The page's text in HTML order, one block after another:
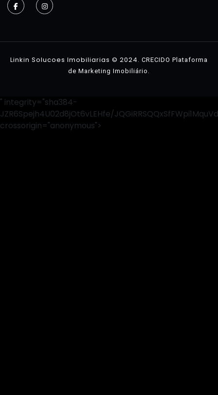
Linkin Solucoes Imobiliarias © 2024. CRECIDO Plataforma
de Marketing Imobiliário .
" integrity="sha384-
JZR6Spejh4U02d8jOt6vLEHfe/
crossorigin="anonymous">